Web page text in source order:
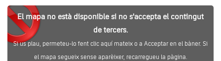
El mapa no està disponible si no s'accepta el contingut
de tercers.
Si us plau, permeteu-lo fent clic aquí mateix o a Acceptar en el bàner. Si
el mapa segueix sense aparèixer, recarregueu la pàgina.